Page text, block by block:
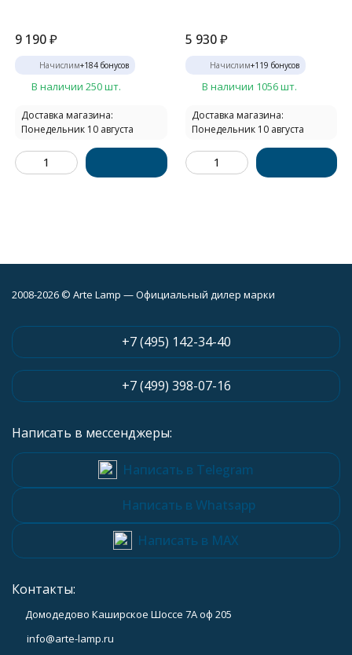
9 190₽
Начислим+184 бонусов
В наличии 250 шт.
Доставка магазина:
Понедельник 10 августа
5 930 ₽
Начислим+119 бонусов
В наличии 1056 шт.
Доставка магазина:
Понедельник 10 августа
2008-2026 © Arte Lamp — Официальный дилер марки
+7 (495) 142-34-40
+7 (499) 398-07-16
Написать в мессенджеры:
Написать в Telegram
Написать в Whatsapp
Написать в MAX
Контакты:
Домодедово Каширское Шоссе 7А оф 205
info@arte-lamp.ru